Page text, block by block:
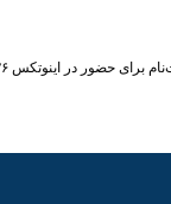
در اینوتکس ۲۰۲۶؛ فرصتی برای توسعه همکاری‌ها در زیست‌بوم نوآوری